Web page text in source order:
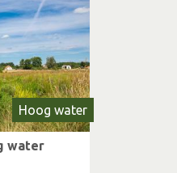
Hoog water
water